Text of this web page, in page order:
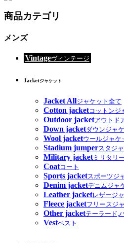
商品カテゴリ
メンズ
Vintageヴィンテージ
Jacketジャケット
Jacket Allジャケット全て
Cotton jacketコットンジ
Outdoor jacketアウトド
Down jacketダウンジャ
Wool jacketウールジャケ
Stadium jumperスタジ
Military jacketミリタリ
Coatコート
Sports jacketスポーツジ
Denim jacketデニムジャ
Leather jacketレザージ
Fleece jacketフリースジ
Other jacketテーラード,
Vestベスト